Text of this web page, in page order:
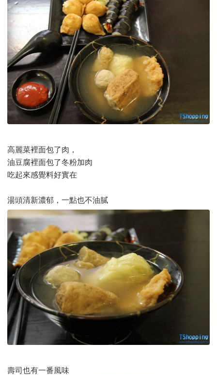
高麗菜裡面包了肉，
油豆腐裡面包了冬粉加肉
吃起來感覺料好實在
湯頭清新濃郁，一點也不油膩
壽司也有一番風味